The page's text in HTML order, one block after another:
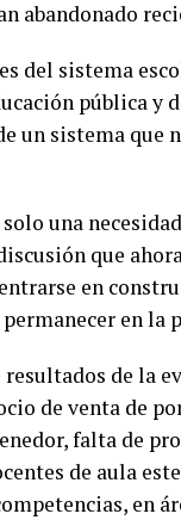
abandonado
del sistema
pública y
sistema que
una
que
en
en la
de la
de venta de
falta de
de aula
en